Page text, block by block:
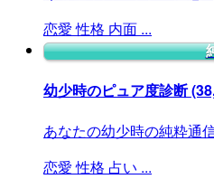
恋愛 性格 内面 ...
幼少時のピュア度診断
あなたの幼少時の純粋通
恋愛 性格 占い ...